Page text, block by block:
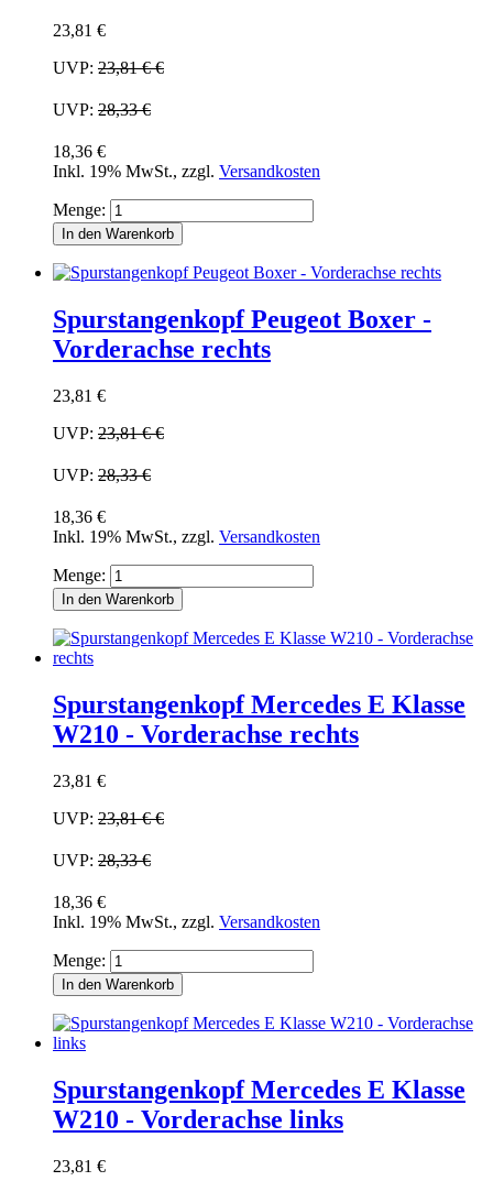
23,81 €
UVP: 23,81 €€
UVP: 28,33 €
18,36 €
Inkl. 19% MwSt., zzgl. Versandkosten
Menge:
In den Warenkorb
Spurstangenkopf Peugeot Boxer -
Vorderachse rechts
23,81 €
UVP: 23,81 €€
UVP: 28,33 €
18,36 €
Inkl. 19% MwSt., zzgl. Versandkosten
Menge:
In den Warenkorb
Spurstangenkopf Mercedes E Klasse
W210 - Vorderachse rechts
23,81 €
UVP: 23,81 €€
UVP: 28,33 €
18,36 €
Inkl. 19% MwSt., zzgl. Versandkosten
Menge:
In den Warenkorb
Spurstangenkopf Mercedes E Klasse
W210 - Vorderachse links
23,81 €